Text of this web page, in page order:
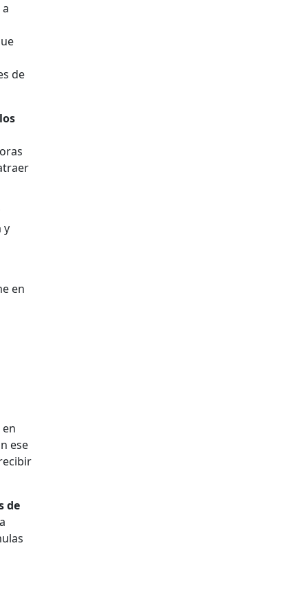
de
y
en
ese
de